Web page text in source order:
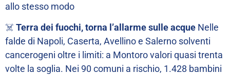
allo stesso modo
☠️ Terra dei fuochi, torna l’allarme sulle acque Nelle
falde di Napoli, Caserta, Avellino e Salerno solventi
cancerogeni oltre i limiti: a Montoro valori quasi trenta
volte la soglia. Nei 90 comuni a rischio, 1.428 bambini